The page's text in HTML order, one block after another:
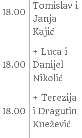
18.00
Tomislav i
Janja
Kajić
18.00
+ Luca i
Danijel
Nikolić
18.00
+ Terezija
i Dragutin
Knežević